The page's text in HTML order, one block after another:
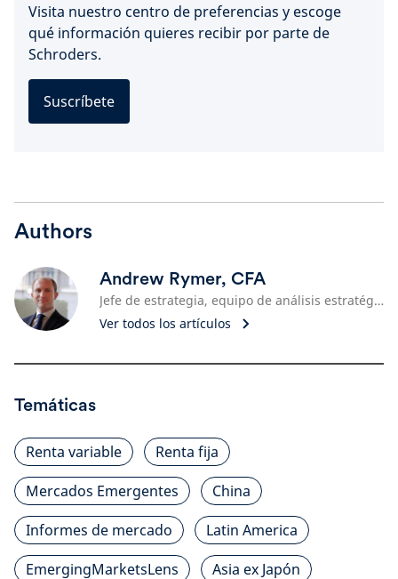
Visita nuestro centro de preferencias y escoge
qué información quieres recibir por parte de
Schroders.
Suscríbete
Authors
Andrew Rymer, CFA
Jefe de estrategia, equipo de análisis estratégico
Ver todos los artículos
Temáticas
Renta variable
Renta fija
Mercados Emergentes
China
Informes de mercado
Latin America
EmergingMarketsLens
Asia ex Japón